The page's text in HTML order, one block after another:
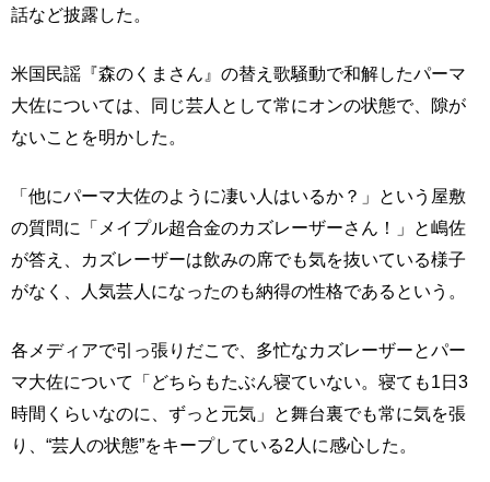
話など披露した。
米国民謡『森のくまさん』の替え歌騒動で和解したパーマ
大佐については、同じ芸人として常にオンの状態で、隙が
ないことを明かした。
「他にパーマ大佐のように凄い人はいるか？」という屋敷
の質問に「メイプル超合金のカズレーザーさん！」と嶋佐
が答え、カズレーザーは飲みの席でも気を抜いている様子
がなく、人気芸人になったのも納得の性格であるという。
各メディアで引っ張りだこで、多忙なカズレーザーとパー
マ大佐について「どちらもたぶん寝ていない。寝ても1日3
時間くらいなのに、ずっと元気」と舞台裏でも常に気を張
り、“芸人の状態”をキープしている2人に感心した。